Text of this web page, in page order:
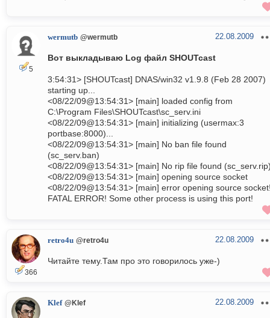
5
wermutb @wermutb 22.08.2009
Вот выкладываю Log файл SHOUTcast
3:54:31> [SHOUTcast] DNAS/win32 v1.9.8 (Feb 28 2007)
starting up...
<08/22/09@13:54:31> [main] loaded config from
C:\Program Files\SHOUTcast\sc_serv.ini
<08/22/09@13:54:31> [main] initializing (usermax:3
portbase:8000)...
<08/22/09@13:54:31> [main] No ban file found
(sc_serv.ban)
<08/22/09@13:54:31> [main] No rip file found
<08/22/09@13:54:31> [main] opening source socket
<08/22/09@13:54:31> [main] error opening source
FATAL ERROR! Some other process is using this port!
366
retro4u @retro4u 22.08.2009
Читайте тему.Там про это говорилось уже-)
Klef @Klef 22.08.2009